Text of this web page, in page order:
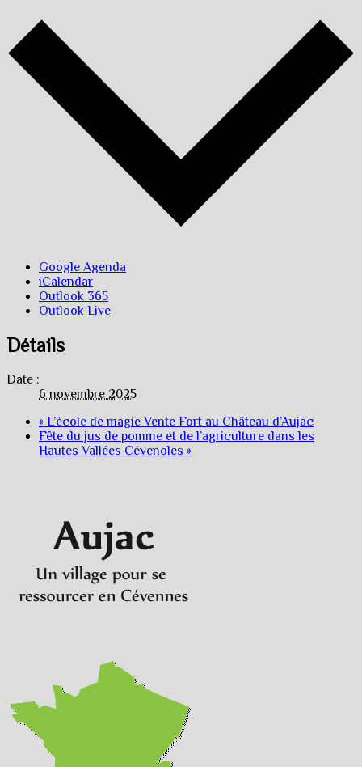
Google Agenda
iCalendar
Outlook 365
Outlook Live
Détails
Date :
6 novembre 2025
« L’école de magie Vente Fort au Château d’Aujac
Fête du jus de pomme et de l’agriculture dans les
Hautes Vallées Cévenoles »